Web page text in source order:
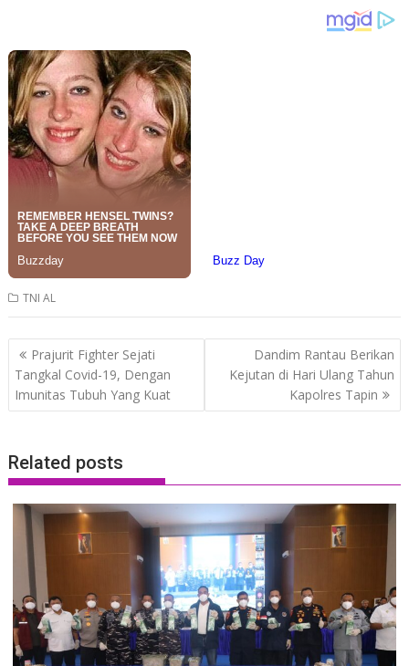
TNI AL
Post
navigation
Prajurit Fighter Sejati
Tangkal Covid-19, Dengan
Imunitas Tubuh Yang Kuat
Dandim Rantau Berikan
Kejutan di Hari Ulang Tahun
Kapolres Tapin
Related posts